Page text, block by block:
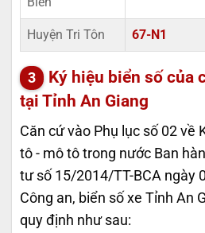
Huyện Tri Tôn 67-N1
Ký hiệu biển số của
tại Tỉnh An Giang
Căn cứ vào Phụ lục số 02 về
tô - mô tô trong nước Ban
tư số 15/2014/TT-BCA ngày
Công an, biển số xe Tỉnh An
quy định như sau: